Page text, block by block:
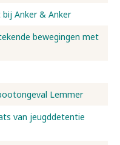
Anker & Anker
bewegingen met
Lemmer
van jeugddetentie